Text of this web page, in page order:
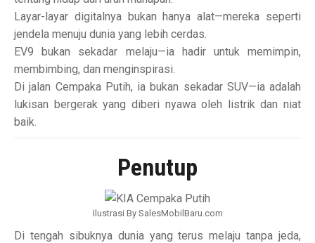
Layar-layar digitalnya bukan hanya alat—mereka seperti
jendela menuju dunia yang lebih cerdas.
EV9 bukan sekadar melaju—ia hadir untuk memimpin,
membimbing, dan menginspirasi.
Di jalan Cempaka Putih, ia bukan sekadar SUV—ia adalah
lukisan bergerak yang diberi nyawa oleh listrik dan niat
baik.
Penutup
Ilustrasi By SalesMobilBaru.com
Di tengah sibuknya dunia yang terus melaju tanpa jeda,